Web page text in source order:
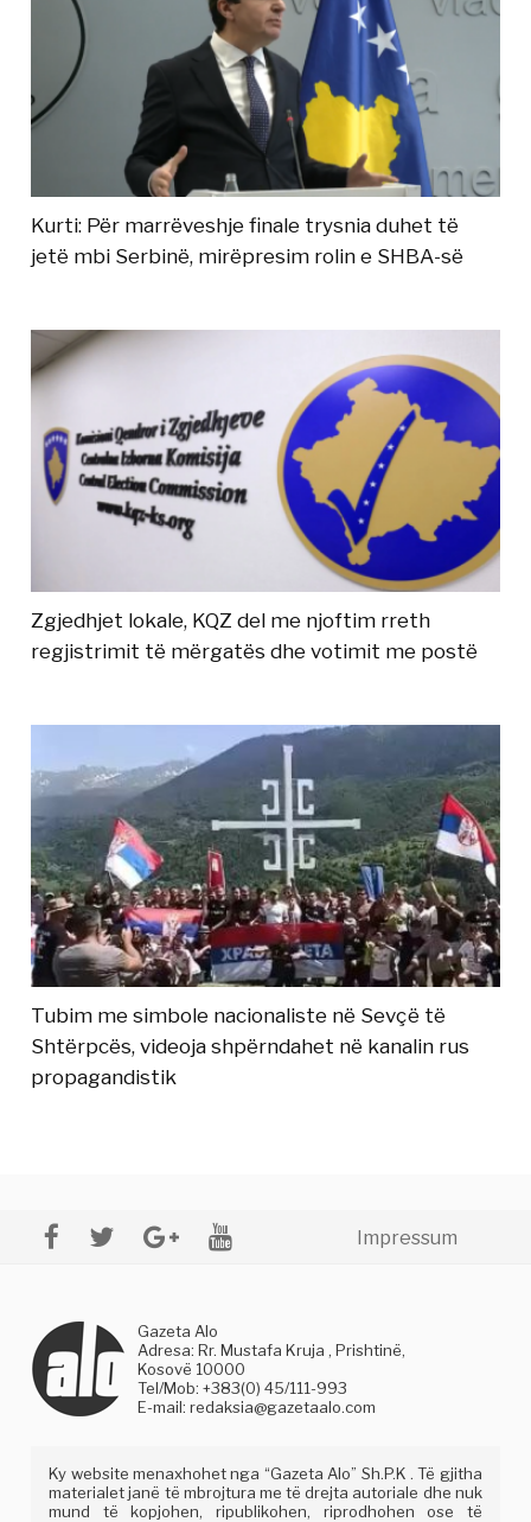
Kurti: Për marrëveshje finale trysnia duhet të
jetë mbi Serbinë, mirëpresim rolin e SHBA-së
Zgjedhjet lokale, KQZ del me njoftim rreth
regjistrimit të mërgatës dhe votimit me postë
Tubim me simbole nacionaliste në Sevçë të
Shtërpcës, videoja shpërndahet në kanalin rus
propagandistik
Impressum
Gazeta Alo
Adresa: Rr. Mustafa Kruja , Prishtinë,
Kosovë 10000
Tel/Mob: +383(0) 45/111-993
E-mail:redaksia@gazetaalo.com
Ky website menaxhohet nga “Gazeta Alo” Sh.P.K . Të gjitha
materialet janë të mbrojtura me të drejta autoriale dhe nuk
mund të kopjohen, ripublikohen, riprodhohen ose të